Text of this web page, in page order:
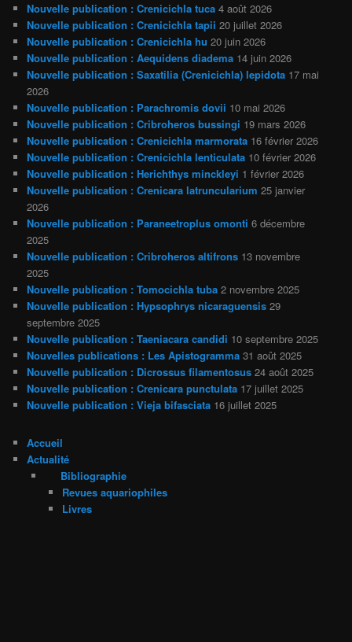
Nouvelle publication : Crenicichla tuca 4 août 2026
Nouvelle publication : Crenicichla tapii 20 juillet 2026
Nouvelle publication : Crenicichla hu 20 juin 2026
Nouvelle publication : Aequidens diadema 14 juin 2026
Nouvelle publication : Saxatilia (Crenicichla) lepidota 17 mai
2026
Nouvelle publication : Parachromis dovii 10 mai 2026
Nouvelle publication : Cribroheros bussingi 19 mars 2026
Nouvelle publication : Crenicichla marmorata 16 février 2026
Nouvelle publication : Crenicichla lenticulata 10 février 2026
Nouvelle publication : Herichthys minckleyi 1 février 2026
Nouvelle publication : Crenicara latruncularium 25 janvier
2026
Nouvelle publication : Paraneetroplus omonti 6 décembre
2025
Nouvelle publication : Cribroheros altifrons 13 novembre
2025
Nouvelle publication : Tomocichla tuba 2 novembre 2025
Nouvelle publication : Hypsophrys nicaraguensis 29
septembre 2025
Nouvelle publication : Taeniacara candidi 10 septembre 2025
Nouvelles publications : Les Apistogramma 31 août 2025
Nouvelle publication : Dicrossus filamentosus 24 août 2025
Nouvelle publication : Crenicara punctulata 17 juillet 2025
Nouvelle publication : Vieja bifasciata 16 juillet 2025
Accueil
Actualité
Bibliographie
Revues aquariophiles
Livres